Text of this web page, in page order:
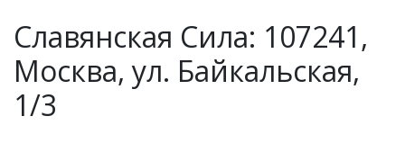
Славянская Сила: 107241,
Москва, ул. Байкальская,
1/3